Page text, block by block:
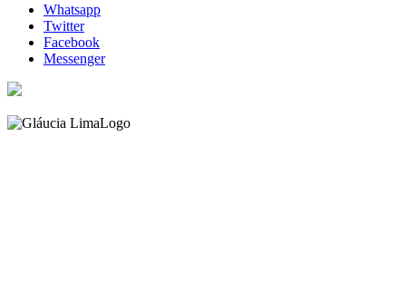
Whatsapp
Twitter
Facebook
Messenger